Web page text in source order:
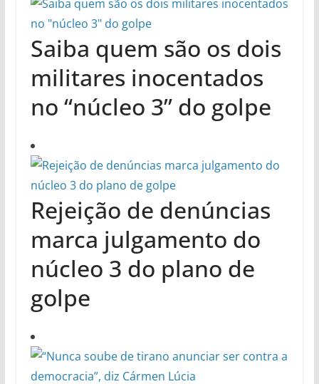
Saiba quem são os dois
militares inocentados
no “núcleo 3” do golpe
Rejeição de denúncias
marca julgamento do
núcleo 3 do plano de
golpe